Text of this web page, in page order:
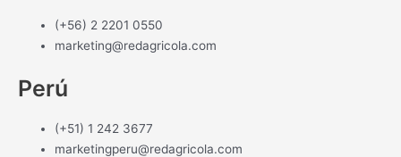
(+56) 2 2201 0550
marketing@redagricola.com
Perú
(+51) 1 242 3677
marketingperu@redagricola.com